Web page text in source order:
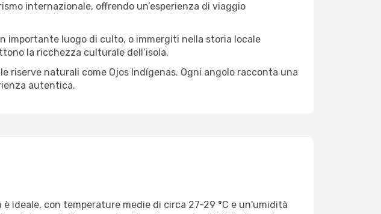
internazionale, offrendo un’esperienza di viaggio
importante luogo di culto, o immergiti nella storia locale
la ricchezza culturale dell’isola.
riserve naturali come Ojos Indígenas. Ogni angolo racconta una
autentica.
ideale, con temperature medie di circa 27-29 °C e un'umidità